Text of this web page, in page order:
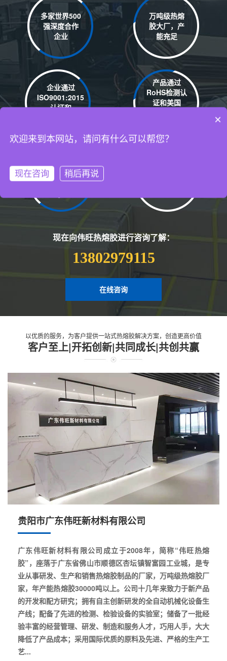
多家世界500
强深度合作
企业
万吨级热熔
胶大厂，产
能充足
企业通过
ISO9001:2015
认证和
产品通过
RoHS检测认
证和美国
丰富的热熔
胶棒、热熔
胶粒研发经
现在向伟旺热熔胶进行咨询了解：
13802979115
在线咨询
以优质的服务，为客户提供一站式热熔胶解决方案，创造更高价值
客户至上|开拓创新|共同成长|共创共赢
贵阳市广东伟旺新材料有限公司
广东伟旺新材料有限公司成立于2008年，简称“伟旺热熔
胶”，座落于广东省佛山市顺德区杏坛镇智富园工业城，是专
业从事研发、生产和销售热熔胶制品的厂家，万吨级热熔胶厂
家，年产能热熔胶30000吨以上。公司十几年来致力于新产品
的开发和配方研究；拥有自主创新研发的全自动机械化设备生
产线；配备了先进的检测、检验设备的实验室；储备了一批经
验丰富的经营管理、研发、制造和服务人才，巧用人手，大大
降低了产品成本；采用国际优质的原料及先进、严格的生产工
艺...
自有厂房15000平米
×
欢迎来到本网站，请问有什么可以帮您？
现在咨询 稍后再说